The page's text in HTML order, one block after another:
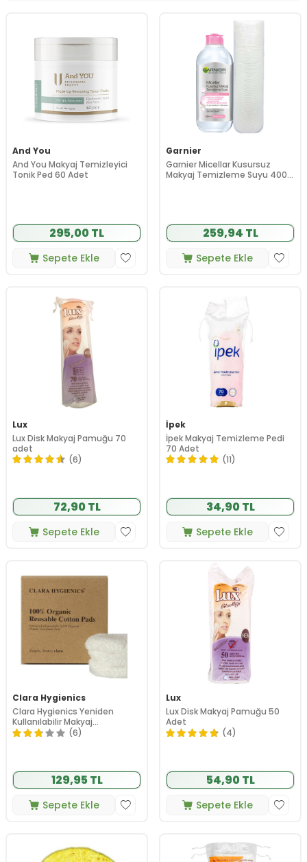
And You
And You Makyaj Temizleyici
Tonik Ped 60 Adet
295,00 TL
Sepete Ekle
Garnier
Garnier Micellar Kusursuz
Makyaj Temizleme Suyu 400
259,94 TL
Sepete Ekle
Lux
Lux Disk Makyaj Pamuğu 70
adet
(6)
72,90 TL
Sepete Ekle
İpek
İpek Makyaj Temizleme Pedi
70 Adet
(11)
34,90 TL
Sepete Ekle
Clara Hygienics
Clara Hygienics Yeniden
Kullanılabilir Makyaj
Temizleme Pedi 3 Adet
(6)
129,95 TL
Sepete Ekle
Lux
Lux Disk Makyaj Pamuğu 50
Adet
(4)
54,90 TL
Sepete Ekle